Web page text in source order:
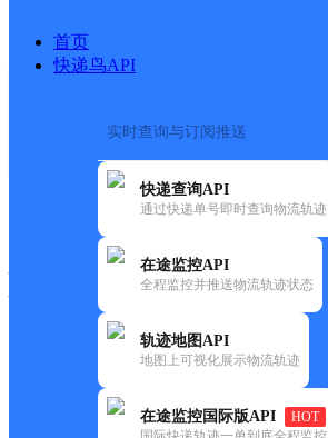
首页
快递鸟API
实时查询与订阅推送
快递查询API
通过快递单号即时查询物流轨迹
在途监控API
全程监控并推送物流轨迹状态
轨迹地图API
地图上可视化展示物流轨迹
在途监控国际版API
HOT
快运大全
邮政
青年邮政支局